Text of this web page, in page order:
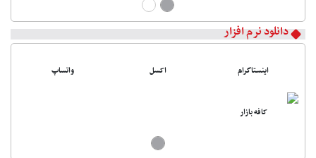
دانلود نرم افزار
اینستاگرام اکسل واتساپ
کافه بازار